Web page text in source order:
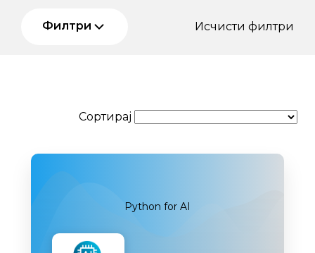
Филтри Исчисти филтри
Сортирај
Python for AI